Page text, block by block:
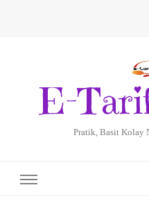
E-
Pratik, Basit Kolay